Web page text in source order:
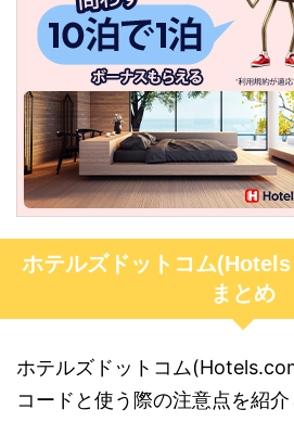
ホテルズドットコム
まとめ
ホテルズドットコム
コードと使う際の注意点を紹介